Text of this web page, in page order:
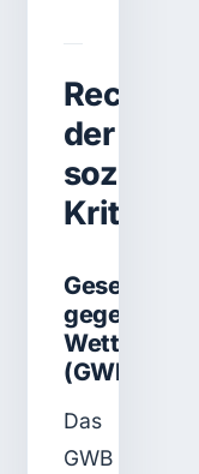
der
sozialen
Kriterien
Gesetz
gegen
(GWB)
Das
GWB